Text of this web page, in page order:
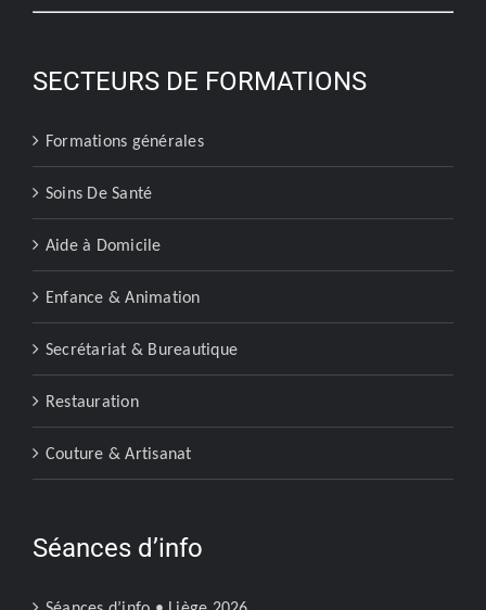
SECTEURS DE FORMATIONS
Formations générales
Soins De Santé
Aide à Domicile
Enfance & Animation
Secrétariat & Bureautique
Restauration
Couture & Artisanat
Séances d’info